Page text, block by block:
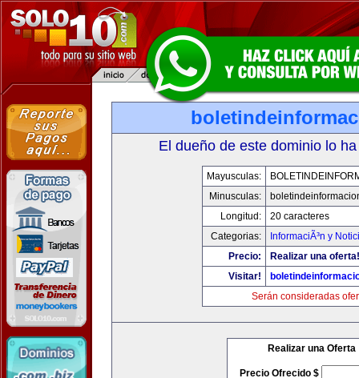
El dueño de este dominio lo
Mayusculas:
Minusculas:
Longitud:
20 caracteres
Categorias:
InformaciÃ³n y
Precio:
Realizar una oferta!
Visitar!
Serán consideradas
Realizar una Oferta
Precio Ofrecido $